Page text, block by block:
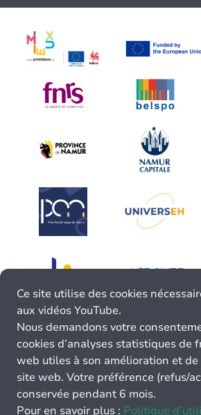
Ce site utilise des cookies
aux vidéos YouTube.
Nous demandons votre
cookies d’analyses statistiques de
web utiles à son amélioration et de
site web. Votre préférence (refus/
conservée pendant 6 mois.
Pour en savoir plus : Politique